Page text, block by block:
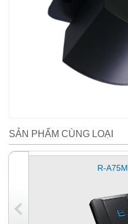
SẢN PHẨM CÙNG LOẠI
R-A75M